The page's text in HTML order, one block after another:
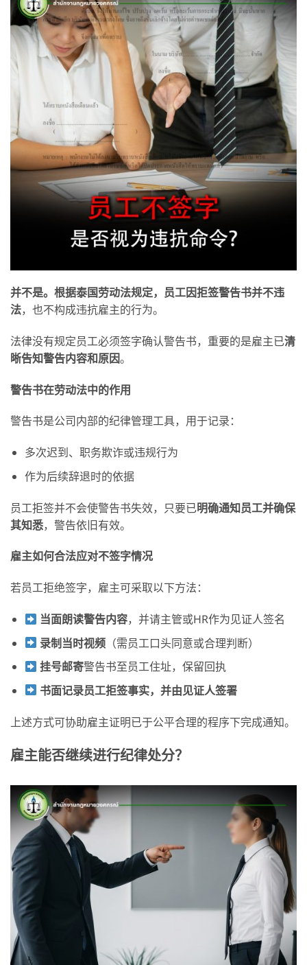
并不是。根据泰国劳动法规定，员工因拒签警告书并不违
法，也不构成违抗雇主的行为。
法律没有规定员工必须签字确认警告书，重要的是雇主已清
晰告知警告内容和原因。
警告书在劳动法中的作用
警告书是公司内部的纪律管理工具，用于记录：
多次迟到、职务欺诈或违规行为
作为后续辞退时的依据
员工拒签并不会使警告书失效，只要已明确通知员工并确保
其知悉，警告依旧有效。
雇主如何合法应对不签字情况
若员工拒绝签字，雇主可采取以下方法：
当面朗读警告内容，并请主管或HR作为见证人签名
录制当时视频 （需员工口头同意或合理判断）
挂号邮寄警告书至员工住址，保留回执
书面记录员工拒签事实，并由见证人签署
上述方式可协助雇主证明已于公平合理的程序下完成通知。
雇主能否继续进行纪律处分？